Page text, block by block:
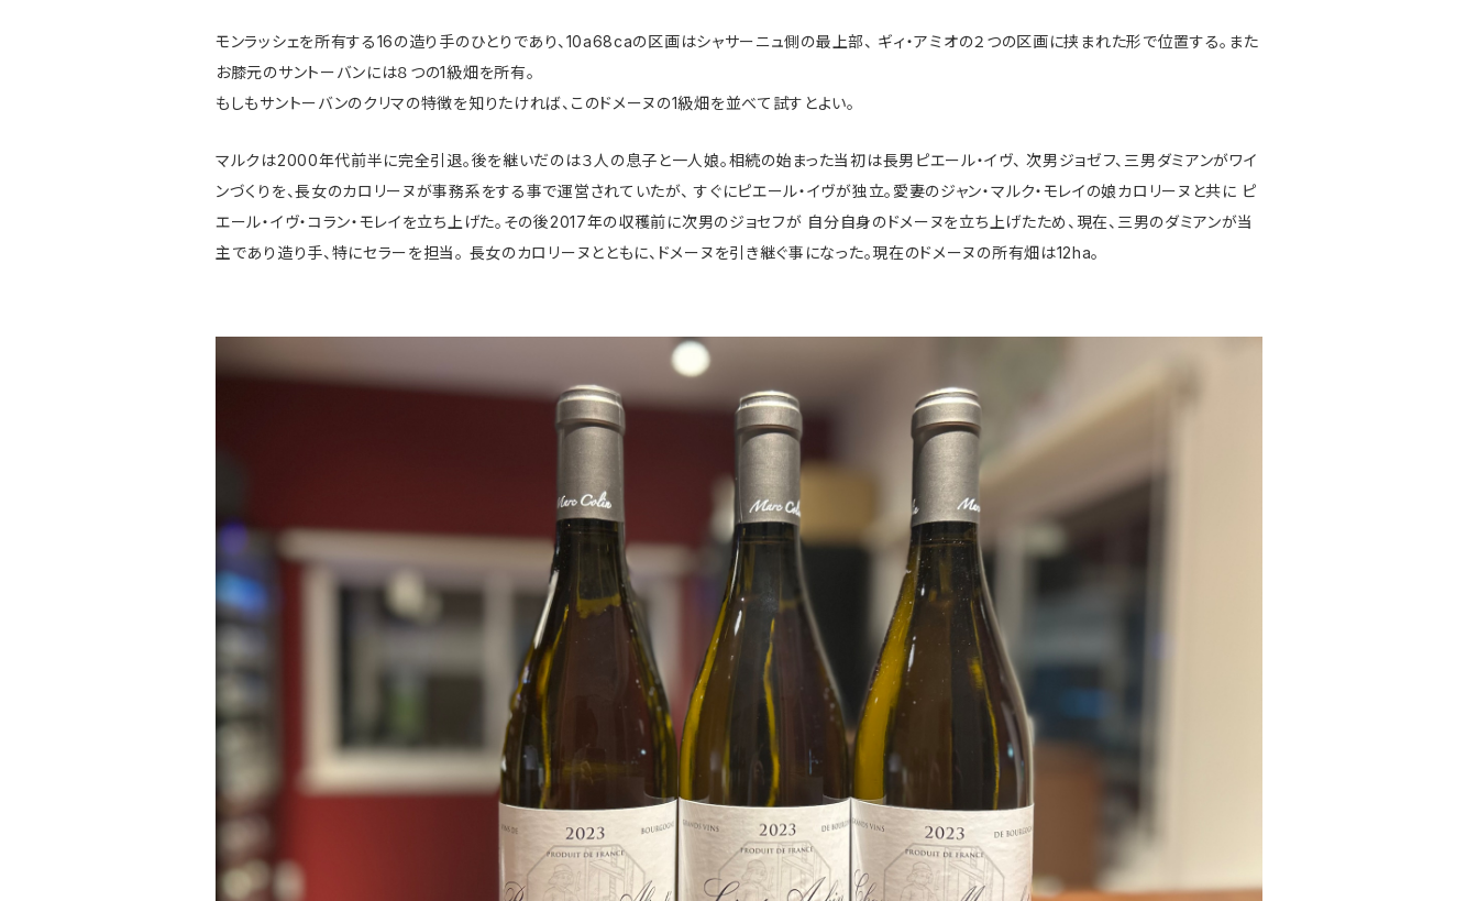
モンラッシェを所有する16の造り手のひとりであり、10a68caの区画はシャサーニュ側の最上部、 ギィ・アミオの２つの区画に挟まれた形で位置する。また
お膝元のサントーバンには８つの1級畑を所有。
もしもサントーバンのクリマの特徴を知りたければ、このドメーヌの1級畑を並べて試すとよい。
マルクは2000年代前半に完全引退。後を継いだのは３人の息子と一人娘。相続の始まった当初は長男ピエール・イヴ、 次男ジョゼフ、三男ダミアンがワイ
ンづくりを、長女のカロリーヌが事務系をする事で運営されていたが、 すぐにピエール・イヴが独立。愛妻のジャン・マルク・モレイの娘カロリーヌと共に ピ
エール・イヴ・コラン・モレイを立ち上げた。その後2017年の収穫前に次男のジョセフが 自分自身のドメーヌを立ち上げたため、現在、三男のダミアンが当
主であり造り手、特にセラーを担当。 長女のカロリーヌとともに、ドメーヌを引き継ぐ事になった。現在のドメーヌの所有畑は12ha。